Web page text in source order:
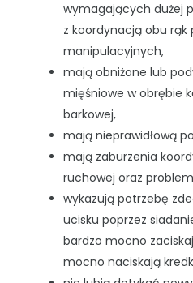
wymagających dużej
z koordynacją obu
manipulacyjnych,
mają obniżone lub
mięśniowe w obrębie
barkowej,
mają nieprawidłową
mają zaburzenia
ruchowej oraz
wykazują potrzebę
ucisku poprzez
bardzo mocno
mocno naciskają